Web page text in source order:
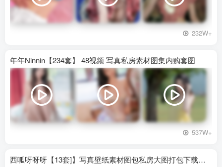
232W+
年年Ninnin【234套】 48视频 写真私房素材图集内购套图
537W+
西呱呀呀呀【13套]】写真壁纸素材图包私房大图打包下载百度网盘